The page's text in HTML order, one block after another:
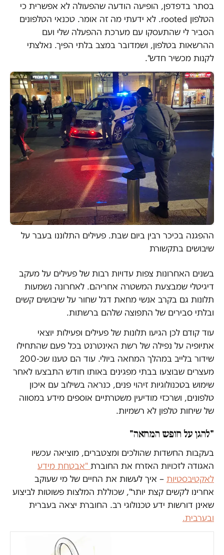
בסתר בדפדפן, הופיעה הודעה שהפעולה לא אפשרית כי
הטלפון rooted. לא ידעתי מה זה אומר. טכנאי הטלפונים
הסביר לי שהתעסקו עם מערכת ההפעלה שלי ועם
ההרשאות בטלפון, ושמדובר במצב בלתי הפיך. נאלצתי
לקנות מכשיר חדש".
ההפגנה בכיכר רבין ביום שבת. פעילים התלוננו בעבר על
שיבושים בתקשורת
בשנים האחרונות צפות עדויות רבות של פעילים על מעקב
דיגיטלי שמבצעת המשטרה אחריהם. לאחרונה נשמעות
תלונות גם בקרב אנשי מחאת דגל שחור על שיבושים קשים
ובלתי סבירים של התפוצה שלהם ברשתות.
עוד קודם לכן הגיעו תלונות של פעילים ופעילות יוצאי
אתיופיה על נפילה של רשת האינטרנט בכל פעם שהתחילו
שידור בלייב במהלך המחאה ביולי. עוד הם טענו שכ-200
מעצרים שבוצעו בבתי מפגינים באותו חודש התבצעו לאחר
שימוש בטכנולוגיות זיהוי פנים, כנראה בשילוב עם איכון
טלפונים, ושרכזי מודיעין משטרתיים אוספים מידע במסווה
של שיחות טלפון לא רשמיות.
"להגן על חופש המחאה"
בעקבות החשדות שהולכים ומצטברים, מוציאה עכשיו
האגודה לזכויות האזרח את החוברת "אבטחת מידע
לאקטיבסטיות – איך לעשות את החיים של מי שעוקב
אחרינו לקשים קצת יותר", שכוללת המלצות פשוטות לביצוע
שאינן דורשות ידע טכנולוגי רב. החוברת יצאה בעברית
ובערבית.